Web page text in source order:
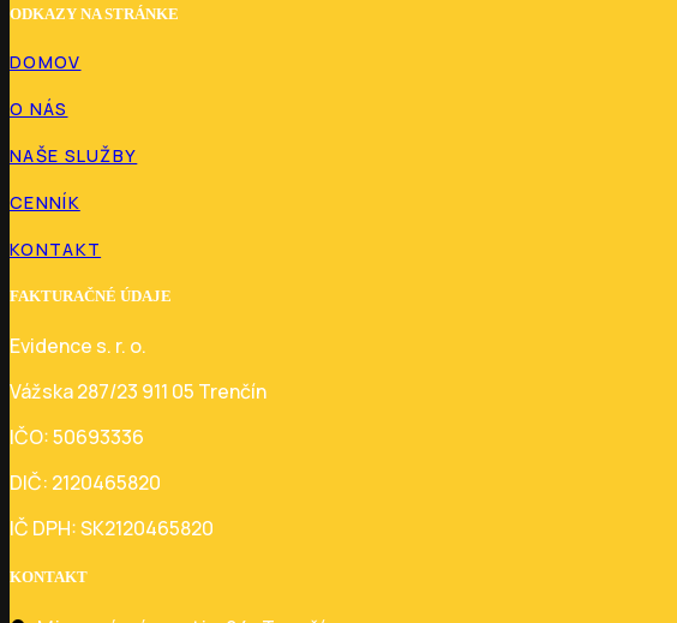
ODKAZY NA STRÁNKE
DOMOV
O NÁS
NAŠE SLUŽBY
CENNÍK
KONTAKT
FAKTURAČNÉ ÚDAJE
Evidence s. r. o.
Vážska 287/23 911 05 Trenčín
IČO: 50693336
DIČ: 2120465820
IČ DPH: SK2120465820
KONTAKT